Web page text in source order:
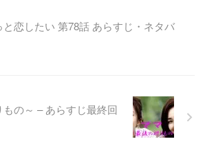
と恋したい 第78話 あらすじ・ネタバ
の～ – あらすじ最終回